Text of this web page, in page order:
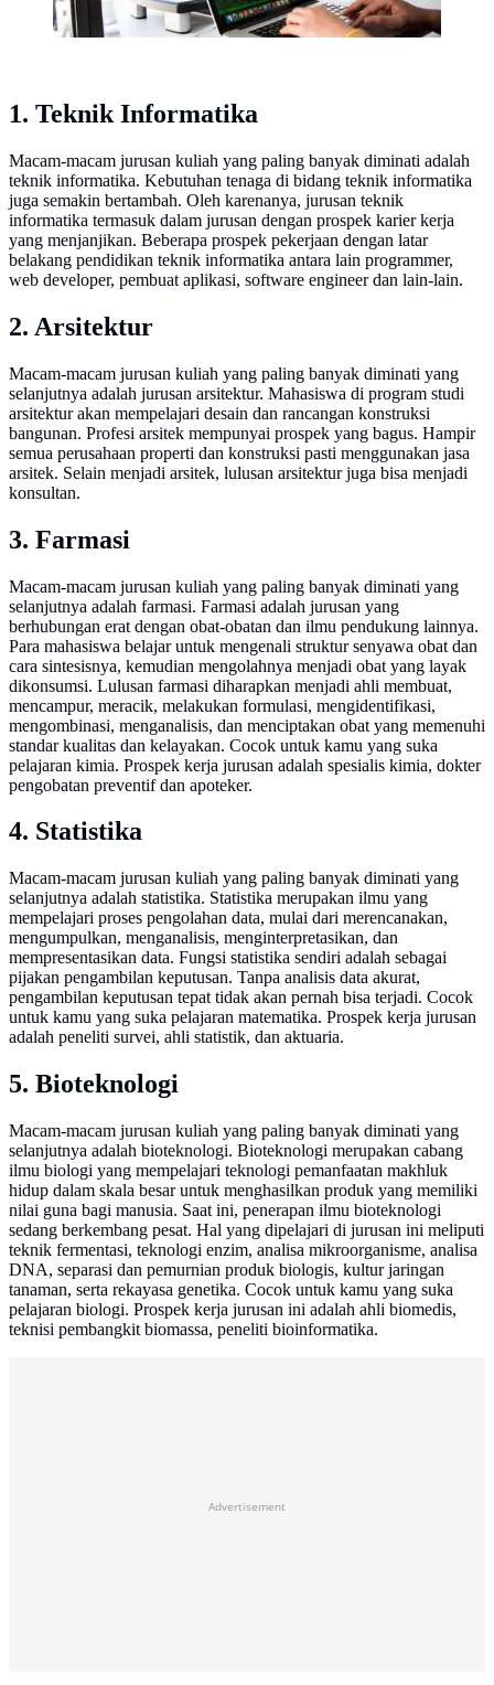
1. Teknik Informatika
Macam-macam jurusan kuliah yang paling banyak diminati adalah
teknik informatika. Kebutuhan tenaga di bidang teknik informatika
juga semakin bertambah. Oleh karenanya, jurusan teknik
informatika termasuk dalam jurusan dengan prospek karier kerja
yang menjanjikan. Beberapa prospek pekerjaan dengan latar
belakang pendidikan teknik informatika antara lain programmer,
web developer, pembuat aplikasi, software engineer dan lain-lain.
2. Arsitektur
Macam-macam jurusan kuliah yang paling banyak diminati yang
selanjutnya adalah jurusan arsitektur. Mahasiswa di program studi
arsitektur akan mempelajari desain dan rancangan konstruksi
bangunan. Profesi arsitek mempunyai prospek yang bagus. Hampir
semua perusahaan properti dan konstruksi pasti menggunakan jasa
arsitek. Selain menjadi arsitek, lulusan arsitektur juga bisa menjadi
konsultan.
3. Farmasi
Macam-macam jurusan kuliah yang paling banyak diminati yang
selanjutnya adalah farmasi. Farmasi adalah jurusan yang
berhubungan erat dengan obat-obatan dan ilmu pendukung lainnya.
Para mahasiswa belajar untuk mengenali struktur senyawa obat dan
cara sintesisnya, kemudian mengolahnya menjadi obat yang layak
dikonsumsi. Lulusan farmasi diharapkan menjadi ahli membuat,
mencampur, meracik, melakukan formulasi, mengidentifikasi,
mengombinasi, menganalisis, dan menciptakan obat yang memenuhi
standar kualitas dan kelayakan. Cocok untuk kamu yang suka
pelajaran kimia. Prospek kerja jurusan adalah spesialis kimia, dokter
pengobatan preventif dan apoteker.
4. Statistika
Macam-macam jurusan kuliah yang paling banyak diminati yang
selanjutnya adalah statistika. Statistika merupakan ilmu yang
mempelajari proses pengolahan data, mulai dari merencanakan,
mengumpulkan, menganalisis, menginterpretasikan, dan
mempresentasikan data. Fungsi statistika sendiri adalah sebagai
pijakan pengambilan keputusan. Tanpa analisis data akurat,
pengambilan keputusan tepat tidak akan pernah bisa terjadi. Cocok
untuk kamu yang suka pelajaran matematika. Prospek kerja jurusan
adalah peneliti survei, ahli statistik, dan aktuaria.
5. Bioteknologi
Macam-macam jurusan kuliah yang paling banyak diminati yang
selanjutnya adalah bioteknologi. Bioteknologi merupakan cabang
ilmu biologi yang mempelajari teknologi pemanfaatan makhluk
hidup dalam skala besar untuk menghasilkan produk yang memiliki
nilai guna bagi manusia. Saat ini, penerapan ilmu bioteknologi
sedang berkembang pesat. Hal yang dipelajari di jurusan ini meliputi
teknik fermentasi, teknologi enzim, analisa mikroorganisme, analisa
DNA, separasi dan pemurnian produk biologis, kultur jaringan
tanaman, serta rekayasa genetika. Cocok untuk kamu yang suka
pelajaran biologi. Prospek kerja jurusan ini adalah ahli biomedis,
teknisi pembangkit biomassa, peneliti bioinformatika.
Advertisement